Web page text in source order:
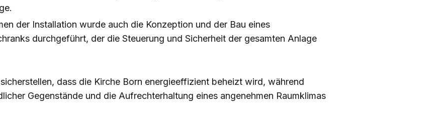
der Installation wurde auch die Konzeption und der Bau eines
durchgeführt, der die Steuerung und Sicherheit der gesamten Anlage
dass die Kirche Born energieeffizient beheizt wird, während
Gegenstände und die Aufrechterhaltung eines angenehmen Raumklimas